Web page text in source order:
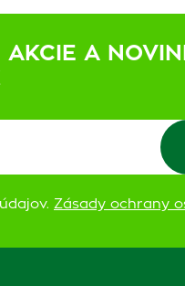
A
Zásady ochrany